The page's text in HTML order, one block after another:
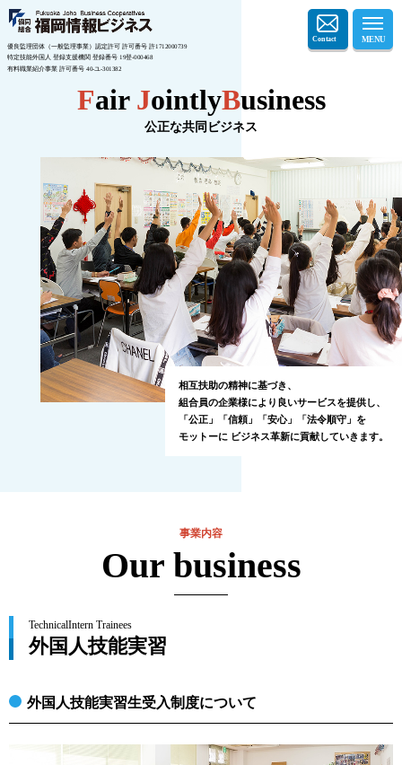
優良監理団体（一般監理事業）認定許可 許可番号 許1712000739
特定技能外国人 登録支援機関 登録番号 19登-000468
有料職業紹介事業 許可番号 40-ユ-301382
Fair JointlyBusiness
公正な共同ビジネス
相互扶助の精神に基づき、
組合員の企業様により良いサービスを提供し、
「公正」「信頼」「安心」「法令順守」を
モットーに ビジネス革新に貢献していきます。
事業内容
Our business
TechnicalIntern Trainees
外国人技能実習
外国人技能実習生受入制度について